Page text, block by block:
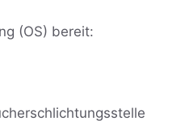
(OS) bereit: